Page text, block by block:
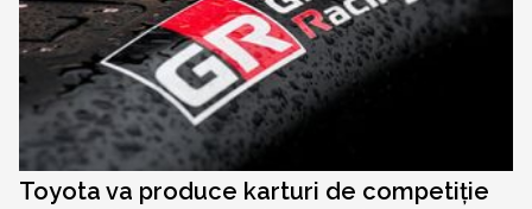
Toyota va produce karturi de competiție